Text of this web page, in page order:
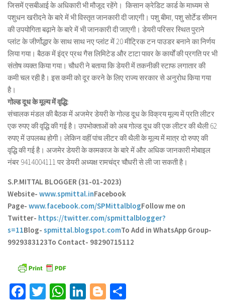
जिसमें एसबीआई के अधिकारी भी मौजूद रहेंगे। किसान क्रेडिट कार्ड के माध्यम से
पशुधन खरीदने के बारे में भी विस्तृत जानकारी दी जाएगी। पशु बीमा, पशु सोर्टेड सीमन
की उपयोगिता बढ़ाने के बारे में भी जानकारी दी जाएगी। डेयरी परिसर स्थित पुराने
प्लांट के जीर्णोद्धार के साथ साथ नए प्लांट में 20 मीट्रिक टन पाउडर बनाने का निर्णय
लिया गया। बैठक में इंद्र प्रथ गैस लिमिटेड और टाटा पावर के कार्यों की प्रगति पर भी
संतोष व्यक्त किया गया। चौधरी ने बताया कि डेयरी में तकनीकी स्टाफ लगातार की
कमी चल रही है। इस कमी को दूर करने के लिए राज्य सरकार से अनुरोध किया गया
है।
गोल्ड दूध के मूल्य में वृद्धि:
संचालक मंडल की बैठक में अजमेर डेयरी के गोल्ड दूध के विक्रय मूल्य में प्रति लीटर
एक रुपए की वृद्धि की गई है। उपभोक्ताओं को अब गोल्ड दूध की एक लीटर की थैली 62
रुपए में उपलब्ध होगी। लेकिन वहीं पांच लीटर की थैली के मूल्य में मात्र दो रुपए की
वृद्धि की गई है। अजमेर डेयरी के कामकाज के बारे में और अधिक जानकारी मोबाइल
नंबर 9414004111 पर डेयरी अध्यक्ष रामचंद्र चौधरी से ली जा सकती है।
S.P.MITTAL BLOGGER (31-01-2023)
Website- www.spmittal.inFacebook
Page- www.facebook.com/SPMittalblogFollow me on
Twitter- https://twitter.com/spmittalblogger?
s=11Blog- spmittal.blogspot.comTo Add in WhatsApp Group-
9929383123To Contact- 98290715112
Facebook
TwitterWhatsApp
LinkedIn
Blogger